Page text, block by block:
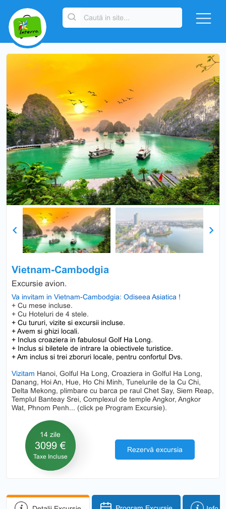
Vietnam-Cambodgia
Excursie avion.
Va invitam in Vietnam-Cambodgia: Odiseea Asiatica !
+ Cu mese incluse.
+ Cu Hoteluri de 4 stele.
+ Cu tururi, vizite si excursii incluse.
+ Avem si ghizi locali.
+ Inclus croaziera in fabulosul Golf Ha Long.
+ Inclus si biletele de intrare la obiectivele turistice.
+ Am inclus si trei zboruri locale, pentru confortul Dvs.
Vizitam Hanoi, Golful Ha Long, Croaziera in Golful Ha Long,
Danang, Hoi An, Hue, Ho Chi Minh, Tunelurile de la Cu Chi,
Delta Mekong, plimbare cu barca pe raul Chet Say, Siem Reap,
Templul Banteay Srei, Complexul de temple Angkor, Angkor
Wat, Phnom Penh... (click pe Program Excursie).
14 zile
3099 €
Taxe Incluse
Rezervă excursia
Previous Next